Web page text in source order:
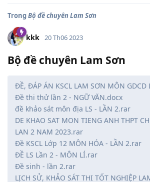
TrongBộ đề chuyên Lam Sơn
kkk 20 Th06 2023
Bộ đề chuyên Lam Sơn
ĐỀ, ĐÁP ÁN KSCL LAM SƠN MÔN GDCD
Đề thi thử lần 2 - NGỮ VĂN.docx
đề khảo sát môn địa LS - LẦN 2.rar
DE KHAO SAT MON TIENG ANH THPT
LAN 2 NAM 2023.rar
Đề KSCL Lớp 12 MÔN HÓA - LẦN 2.rar
ĐỀ LS Lần 2 - MÔN LÍ.rar
Đề sinh - lần 2.rar
LỊCH SỬ, KHẢO SÁT THI TỐT NGHIỆP